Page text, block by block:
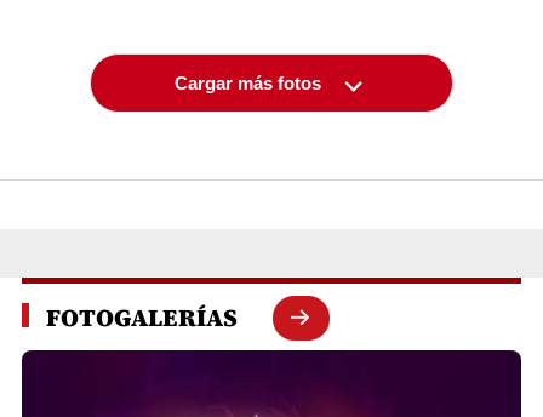
Cargar más fotos
FOTOGALERÍAS